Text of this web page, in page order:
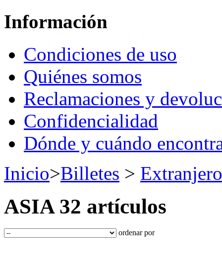
Información
Condiciones de uso
Quiénes somos
Reclamaciones y
Confidencialidad
Dónde y cuándo
Inicio>Billetes >
ASIA 32 artículos
ordenar por